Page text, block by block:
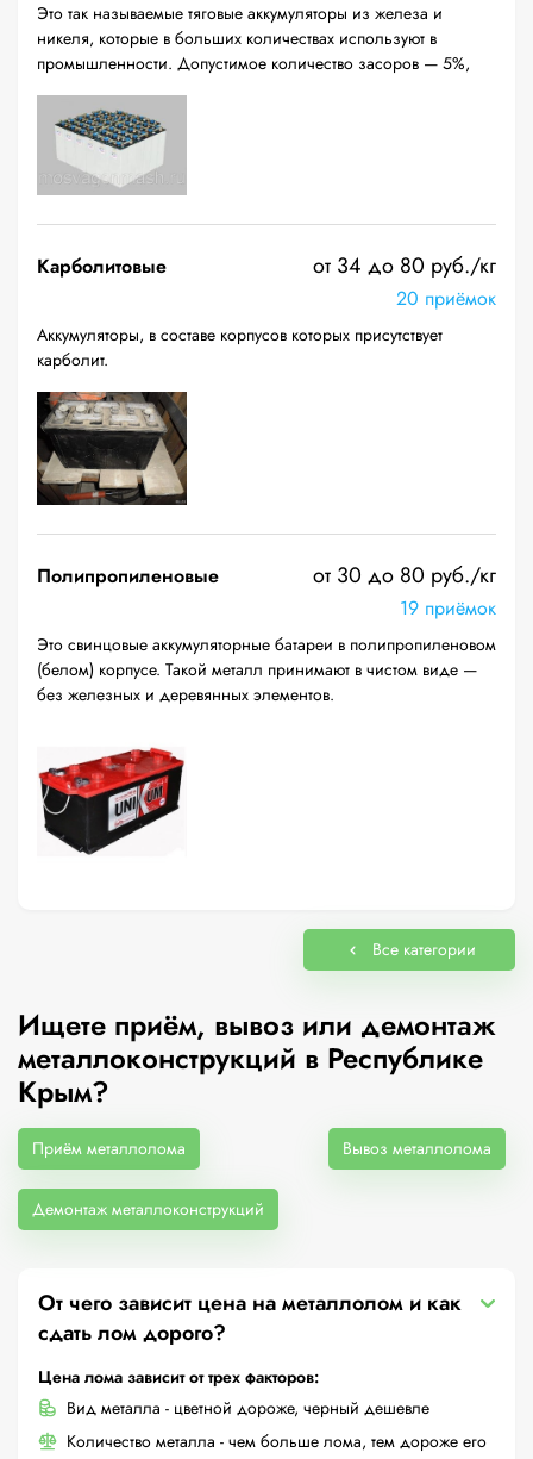
Это так называемые тяговые аккумуляторы из железа и
никеля, которые в больших количествах используют в
промышленности. Допустимое количество засоров — 5%,
Карболитовые от 34 до 80 руб./кг
20 приёмок
Аккумуляторы, в составе корпусов которых присутствует
карболит.
Полипропиленовые от 30 до 80 руб./кг
19 приёмок
Это свинцовые аккумуляторные батареи в полипропиленовом
(белом) корпусе. Такой металл принимают в чистом виде —
без железных и деревянных элементов.
Все категории
Ищете приём, вывоз или демонтаж
металлоконструкций в Республике
Крым?
Приём металлолома Вывоз металлолома
Демонтаж металлоконструкций
От чего зависит цена на металлолом и как
сдать лом дорого?
Цена лома зависит от трех факторов:
Вид металла - цветной дороже, черный дешевле
Количество металла - чем больше лома, тем дороже его